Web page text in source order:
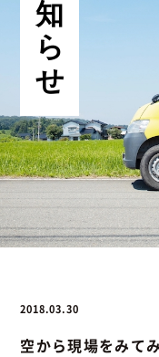
会社情報
採用情報
お知らせ
BLOG
お問い合わせ
お問い合わせ 076-
2018.03.30
空から現場をみて